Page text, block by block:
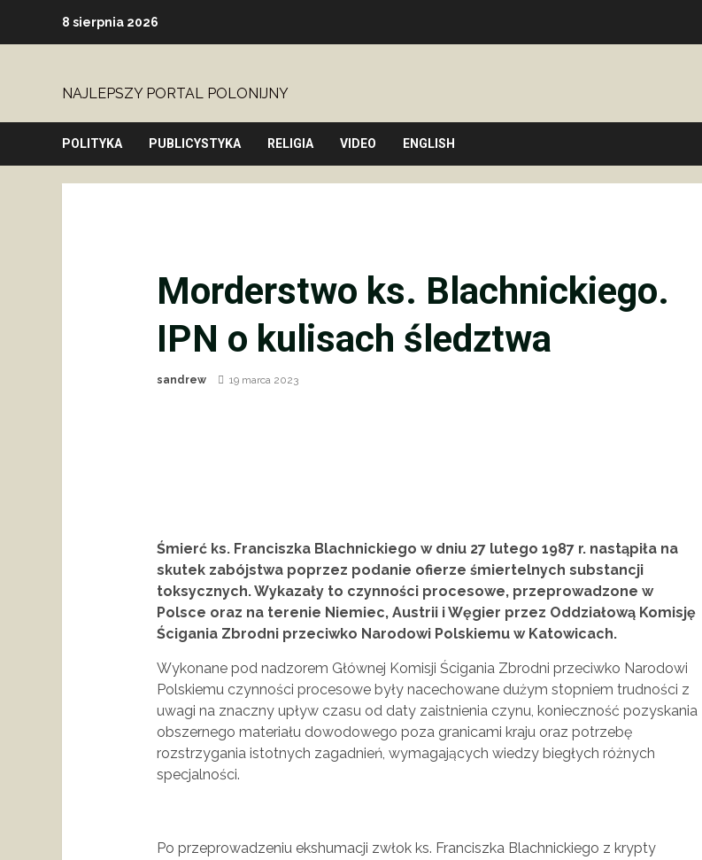
8 sierpnia 2026
NAJLEPSZY PORTAL POLONIJNY
POLITYKA PUBLICYSTYKA RELIGIA VIDEO ENGLISH
Morderstwo ks. Blachnickiego.
IPN o kulisach śledztwa
sandrew 19 marca 2023
Śmierć ks. Franciszka Blachnickiego w dniu 27 lutego 1987 r. nastąpiła na
skutek zabójstwa poprzez podanie ofierze śmiertelnych substancji
toksycznych. Wykazały to czynności procesowe, przeprowadzone w
Polsce oraz na terenie Niemiec, Austrii i Węgier przez Oddziałową Komisję
Ścigania Zbrodni przeciwko Narodowi Polskiemu w Katowicach.
Wykonane pod nadzorem Głównej Komisji Ścigania Zbrodni przeciwko Narodowi
Polskiemu czynności procesowe były nacechowane dużym stopniem trudności z
uwagi na znaczny upływ czasu od daty zaistnienia czynu, konieczność pozyskania
obszernego materiału dowodowego poza granicami kraju oraz potrzebę
rozstrzygania istotnych zagadnień, wymagających wiedzy biegłych różnych
specjalności.
Po przeprowadzeniu ekshumacji zwłok ks. Franciszka Blachnickiego z krypty